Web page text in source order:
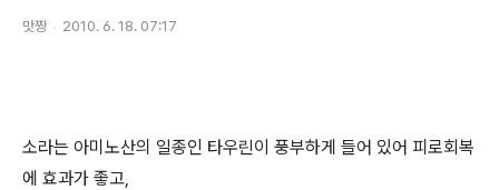
맛짱 2010. 6. 18. 07:17
소라는 아미노산의 일종인 타우린이 풍부하게 들어 있어 피로회복
에 효과가 좋고,